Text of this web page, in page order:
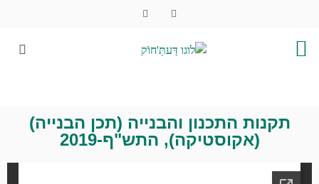
תקנות התכנון והבנייה (תכן הבנייה)
(אקוסטיקה), התש"ף-2019